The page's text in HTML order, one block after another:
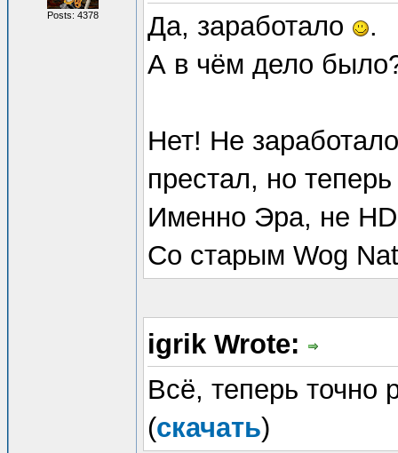
Posts: 4378
Да, заработало
.
А в чём дело
Нет! Не
престал, но
Именно Эра, не
Со старым Wog
igrik Wrote:
Всё, теперь
(скачать)